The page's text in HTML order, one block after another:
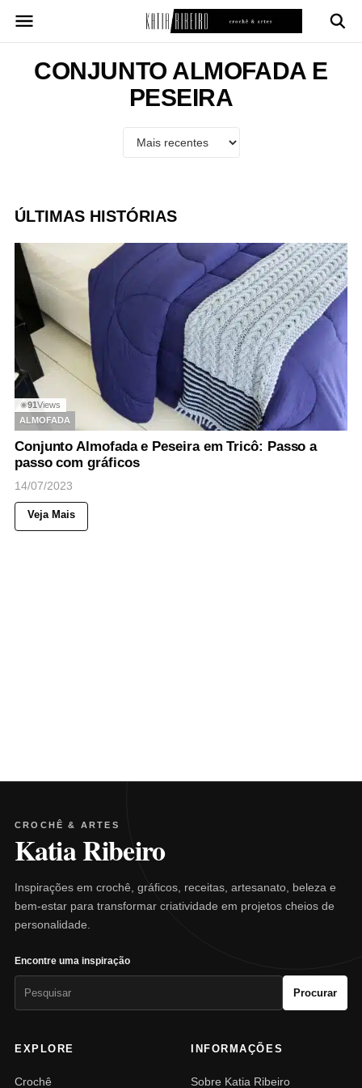
para
conteúdoCONJUNTO ALMOFADA E
PESEIRA
ÚLTIMAS HISTÓRIAS
◉91Views
ALMOFADA
Conjunto Almofada e Peseira em Tricô: Passo a
passo com gráficos
14/07/2023
Veja Mais
CROCHÊ & ARTES
Katia Ribeiro
Inspirações em crochê, gráficos, receitas, artesanato, beleza e
bem-estar para transformar criatividade em projetos cheios de
personalidade.
Encontre uma inspiração
Procurar
EXPLORE
Crochê
INFORMAÇÕES
Sobre Katia Ribeiro